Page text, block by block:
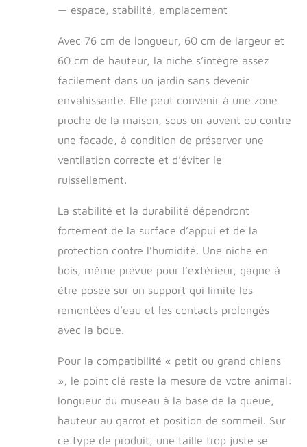
— espace, stabilité, emplacement
Avec 76 cm de longueur, 60 cm de largeur et
60 cm de hauteur, la niche s’intègre assez
facilement dans un jardin sans devenir
envahissante. Elle peut convenir à une zone
proche de la maison, sous un auvent ou contre
une façade, à condition de préserver une
ventilation correcte et d’éviter le
ruissellement.
La stabilité et la durabilité dépendront
fortement de la surface d’appui et de la
protection contre l’humidité. Une niche en
bois, même prévue pour l’extérieur, gagne à
être posée sur un support qui limite les
remontées d’eau et les contacts prolongés
avec la boue.
Pour la compatibilité « petit ou grand chiens
», le point clé reste la mesure de votre animal:
longueur du museau à la base de la queue,
hauteur au garrot et position de sommeil. Sur
ce type de produit, une taille trop juste se